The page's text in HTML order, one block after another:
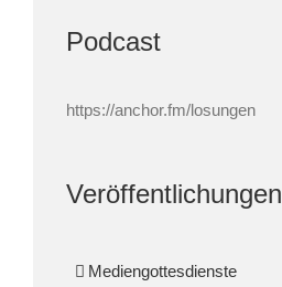
Podcast
https://anchor.fm/losungen
Veröffentlichungen
Mediengottesdienste